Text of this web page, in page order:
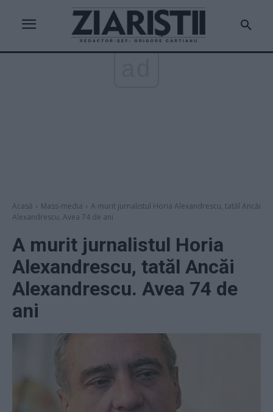
Acasă Mass-media
A murit jurnalistul Horia Alexandrescu, tatăl Ancăi
Alexandrescu. Avea 74 de ani
A murit jurnalistul Horia
Alexandrescu, tatăl Ancăi
Alexandrescu. Avea 74 de
ani